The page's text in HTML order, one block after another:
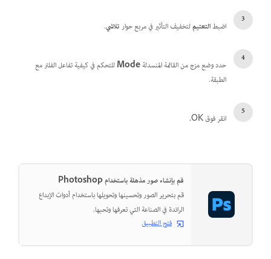
اضبطالتعتيملتخفيف التأثير في مربع حوارتلاشي.
حدد وضع مزج من القائمة المنسدلةModeللتحكم في كيفية تفاعل الفلتر مع
الطبقة.
انقر فوق OK .
قم بإنشاء صور مذهلة باستخدام Photoshop
قم بتحرير الصور وتحسينها وتحويلها باستخدام أدوات الإبداع
الرائدة في الصناعة التي تعرفها وتحبها.
فتح التطبيق